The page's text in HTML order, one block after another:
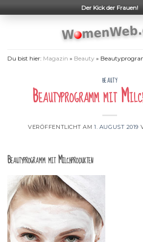
to
Der Kick der Frauen!
Du bist hier: Magazin » Beauty »
BEAUTY
Beautyprogramm mit
VERÖFFENTLICHT AM1. AUGUST 2019
Beautyprogramm mit Milchprodukten